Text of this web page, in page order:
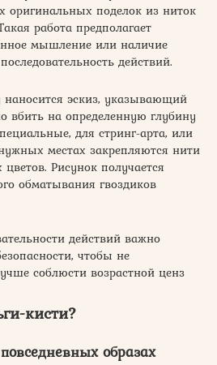
оригинальных поделок из ниток
работа предполагает
мышление или наличие
действий.
эскиз, указывающий
вбить на определенную глубину
для стринг-арта, или
местах закрепляются нити
Рисунок получается
обматывания гвоздиков
действий важно
чтобы не
соблюсти возрастной ценз
кисти?
образах